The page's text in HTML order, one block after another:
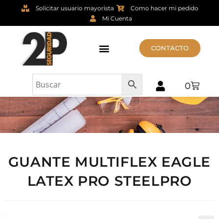
Solicitar usuario mayorista
Como hacer mi pedido
Mi Cuenta
CONTACTO
0
GUANTE MULTIFLEX EAGLE
LATEX PRO STEELPRO